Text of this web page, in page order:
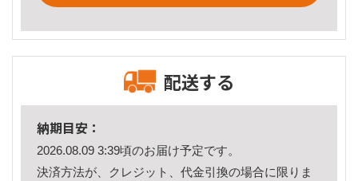
配送する
納期目安：
2026.08.09 3:39頃のお届け予定です。
決済方法が、クレジット、代金引換の場合に限りま